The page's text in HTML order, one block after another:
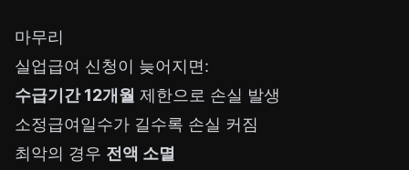
마무리
실업급여 신청이 늦어지면:
수급기간 12개월 제한으로 손실 발생
소정급여일수가 길수록 손실 커짐
최악의 경우 전액 소멸